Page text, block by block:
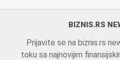
BIZNIS.RS
Prijavite se na biznis.rs
toku sa najnovijim